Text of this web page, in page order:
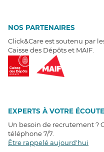
NOS PARTENAIRES
Click&Care est soutenu par
Caisse des Dépôts et MAIF.
EXPERTS À VOTRE ÉCOUTE
Un besoin de recrutement ?
téléphone 7/7
Être rappelé aujourd'hui